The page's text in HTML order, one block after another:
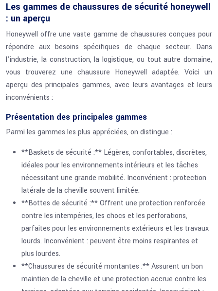
Les gammes de chaussures de sécurité honeywell
: un aperçu
Honeywell offre une vaste gamme de chaussures conçues pour
répondre aux besoins spécifiques de chaque secteur. Dans
l’industrie, la construction, la logistique, ou tout autre domaine,
vous trouverez une chaussure Honeywell adaptée. Voici un
aperçu des principales gammes, avec leurs avantages et leurs
inconvénients :
Présentation des principales gammes
Parmi les gammes les plus appréciées, on distingue :
**Baskets de sécurité :** Légères, confortables, discrètes,
idéales pour les environnements intérieurs et les tâches
nécessitant une grande mobilité. Inconvénient : protection
latérale de la cheville souvent limitée.
**Bottes de sécurité :** Offrent une protection renforcée
contre les intempéries, les chocs et les perforations,
parfaites pour les environnements extérieurs et les travaux
lourds. Inconvénient : peuvent être moins respirantes et
plus lourdes.
**Chaussures de sécurité montantes :** Assurent un bon
maintien de la cheville et une protection accrue contre les